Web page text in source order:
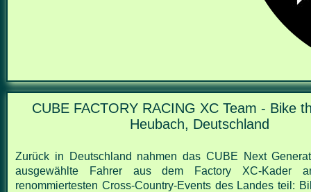
CUBE FACTORY RACING XC Team - Bike
Heubach, Deutschland
Zurück in Deutschland nahmen das CUBE Next
ausgewählte Fahrer aus dem Factory XC-Kader
renommiertesten Cross-Country-Events des Landes teil: